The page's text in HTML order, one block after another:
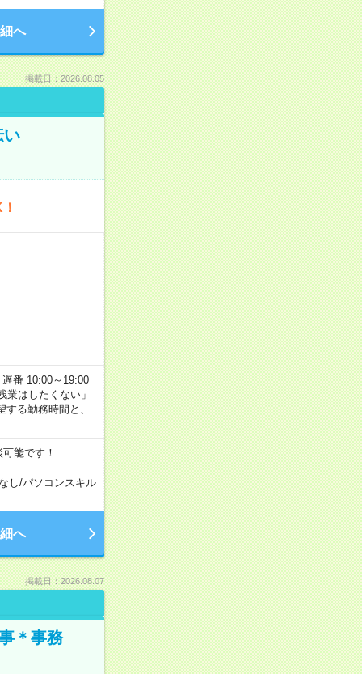
へ
掲載日：2026.08.05
い
番 10:00～19:00
はしたくない」
る勤務時間と、
能です！
し/パソコンスキル
へ
掲載日：2026.08.07
＊事務